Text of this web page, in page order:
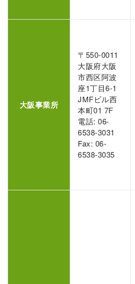
大阪事業所
〒550-0011
大阪府大阪
市西区阿波
座1丁目6-1
JMFビル西
本町01 7F
電話: 06-
6538-3031
Fax: 06-
6538-3035